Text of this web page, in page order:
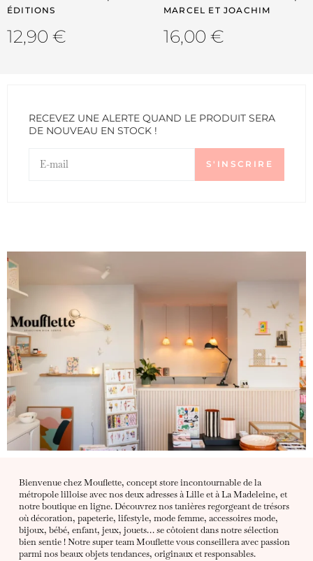
ÉDITIONS
12,90 €
MARCEL ET JOACHIM
16,00 €
RECEVEZ UNE ALERTE QUAND LE PRODUIT SERA
DE NOUVEAU EN STOCK !
S'INSCRIRE
Bienvenue chez Mouflette, concept store incontournable de la
métropole lilloise avec nos deux adresses à Lille et à La Madeleine, et
notre boutique en ligne. Découvrez nos tanières regorgeant de trésors
où décoration, papeterie, lifestyle, mode femme, accessoires mode,
bijoux, bébé, enfant, jeux, jouets… se côtoient dans notre sélection
bien sentie ! Notre super team Mouflette vous conseillera avec passion
parmi nos beaux objets tendances, originaux et responsables.